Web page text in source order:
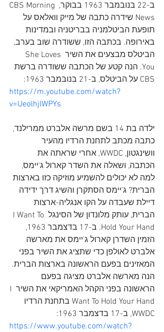
ב-22 בנובמבר 1963 בבוקר, CBS Morning
News שידרה כתבה של מייק וואלאס על
תופעת הביטלמניה בבריטניה ובמדינות
באירופה. בכתבה הזו, ששודרה שוב בערב,
הביטלס מבצעים את השיר She Loves
You. הנה קטע של הכתבה ששודרה ברשת
CBS על הביטלס, ב-21 בנובמבר 1963:
https://m.youtube.com/watch?
v=UeolhjIWPYs
ילדה בת 14 בשם מרשה אלברט ממרילנד,
כתבה מכתב לתחנת הרדיו מהעיר
וושינגטון, WWDC, אחרי שראתה את
הכתבה, ושאלה את השדר קארול ג'יימס,
למה לא יכולים להשמיע מוזיקה כזו בארצות
הברית? ג'יימס הסתקרן והשיג דרך ידידה
דיילת שעבדה על הקו אנגליה-ארצות
הברית, עותק מלונדון של הסינגל I Want To
Hold Your Hand. ב-17 בדצמבר 1963,
הזמין השדרן קארול ג'יימס את מארשה
אלברט לאולפן כדי שתציג את השיר בפני
המאזינים בפעם הראשונה בארצות הברית.
הנה מארשה אלברט מציגה בפעם
הראשונה בפני הקהל האמריקאי את השיר I
Want To Hold Your Hand בתחנת הרדיו
WWDC, ב-17 בדצמבר 1963:
https://www.youtube.com/watch?